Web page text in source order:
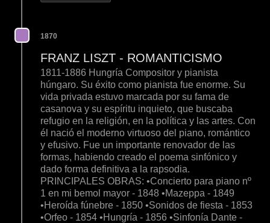
1870
FRANZ LISZT - ROMANTICISMO
1811-1886 Hungría Compositor y pianista
húngaro. Su éxito como pianista fue enorme. Su
vida privada estuvo marcada por su fama de
casanova y su espíritu inquieto, que buscaba
refugio en la religión, en la política y las artes. Con
él nació el moderno virtuoso del piano, romántico
y efusivo. Fue un importante renovador de las
formas, habiendo creado el poema sinfónico y
dado forma definitiva a la rapsodia.
PRINCIPALES OBRAS: •Concierto para piano nº
1 en mi bemol mayor - 1848 •Mazeppa - 1849
•Heroída fúnebre - 1850 •Sonidos de fiesta - 1853
•Orfeo - 1854 •Hungría - 1856 •Sinfonía Dante -